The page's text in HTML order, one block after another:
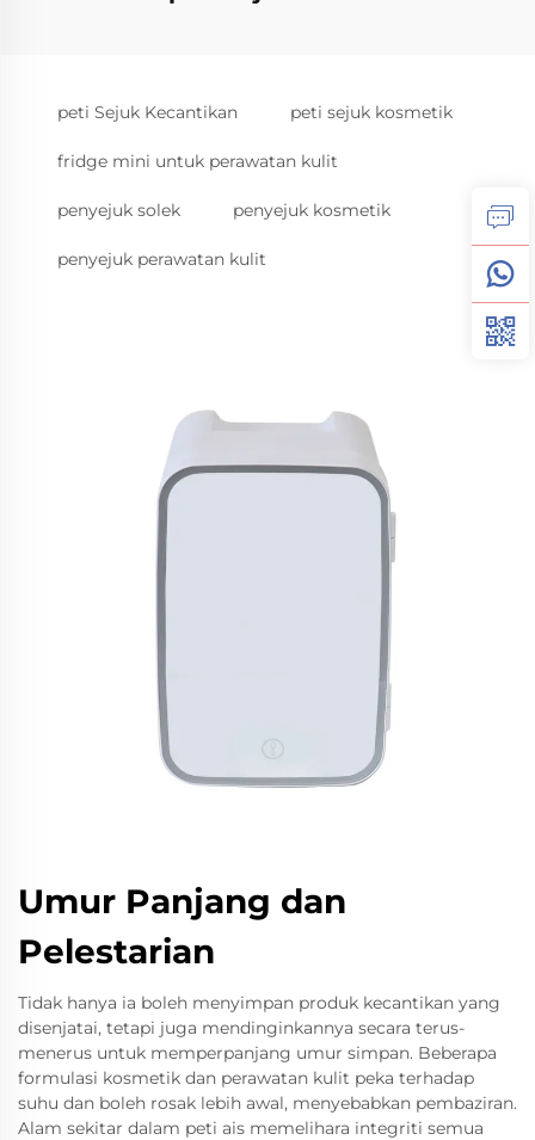
peti Sejuk Kecantikan peti sejuk kosmetik
fridge mini untuk perawatan kulit
penyejuk solek penyejuk kosmetik
penyejuk perawatan kulit
Umur Panjang dan
Pelestarian
Tidak hanya ia boleh menyimpan produk kecantikan yang
disenjatai, tetapi juga mendinginkannya secara terus-
menerus untuk memperpanjang umur simpan. Beberapa
formulasi kosmetik dan perawatan kulit peka terhadap
suhu dan boleh rosak lebih awal, menyebabkan pembaziran.
Alam sekitar dalam peti ais memelihara integriti semua